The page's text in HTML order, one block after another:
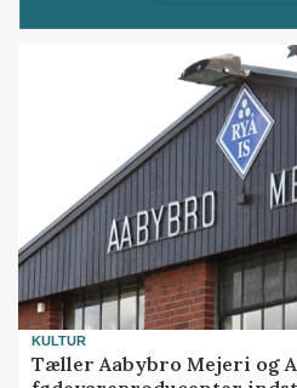
KULTUR
Tæller Aabybro Mejeri og